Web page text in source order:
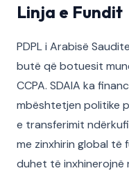
Linja e Fundit
PDPL i Arabisë
butë që botuesit
CCPA. SDAIA ka
mbështetjen politike
e transferimit
me zinxhirin global
duhet të inxhinerojnë